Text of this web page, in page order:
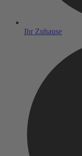
Ihr Zuhause